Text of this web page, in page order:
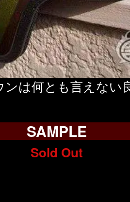
は何とも言えない
SAMPLE
Sold Out